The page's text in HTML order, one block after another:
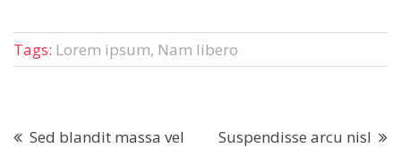
Tags: Lorem ipsum, Nam libero
Sed blandit massa vel Suspendisse arcu nisl